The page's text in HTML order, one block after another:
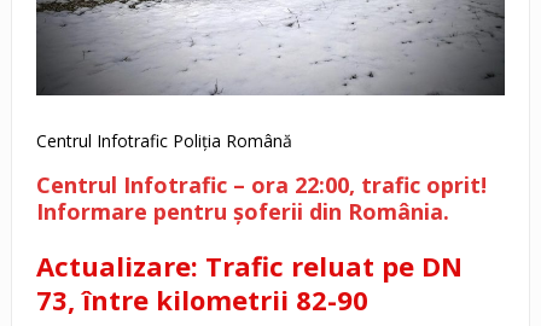
Centrul Infotrafic Poliția Română
Centrul Infotrafic – ora 22:00, trafic oprit!
Informare pentru șoferii din România.
Actualizare: Trafic reluat pe DN
73, între kilometrii 82-90